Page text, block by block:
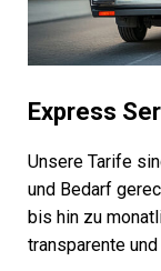
Express
Unsere Tarife
und Bedarf
bis hin zu
transparente